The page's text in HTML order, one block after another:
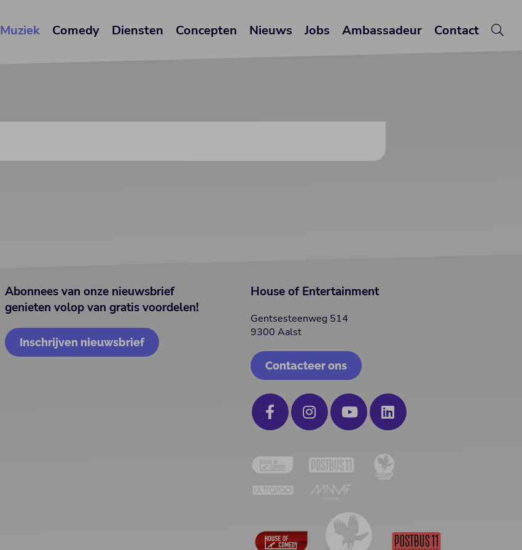
Muziek Comedy Diensten Concepten Nieuws Jobs Ambassadeur Contact
Abonnees van onze nieuwsbrief
genieten volop van gratis voordelen!
Inschrijven nieuwsbrief
House of Entertainment
Gentsesteenweg 514
9300 Aalst
Contacteer ons